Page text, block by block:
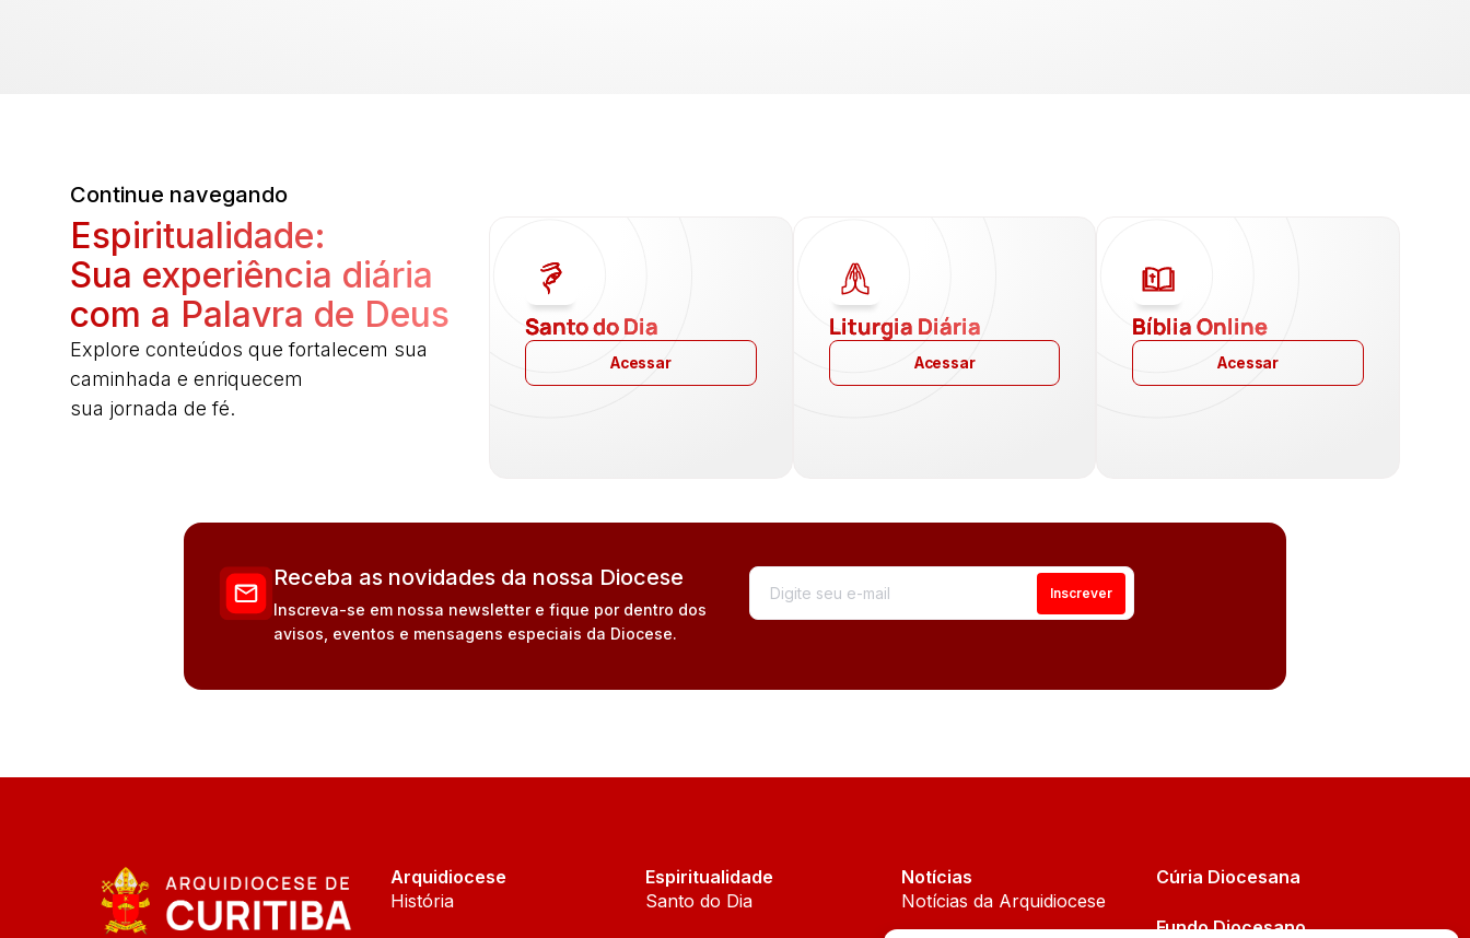
Continue navegando
Espiritualidade:
Sua experiência diária
com a Palavra de Deus
Explore conteúdos que fortalecem sua
caminhada e enriquecem
sua jornada de fé.
Santo do Dia
Acessar
Liturgia Diária
Acessar
Bíblia Online
Acessar
Receba as novidades da nossa Diocese
Inscreva-se em nossa newsletter e fique por dentro dos
avisos, eventos e mensagens especiais da Diocese.
Arquidiocese
História
Espiritualidade
Santo do Dia
Notícias
Notícias da Arquidiocese
Cúria Diocesana
Fundo Diocesano